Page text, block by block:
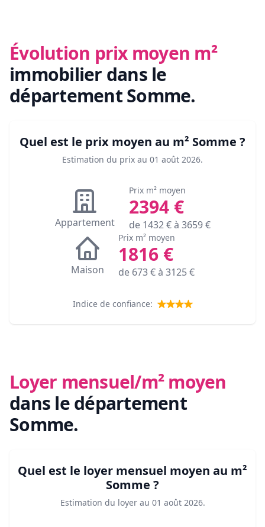
Évolution prix moyen m²
immobilier dans le
département Somme.
Quel est le prix moyen au m² Somme ?
Estimation du prix au 01 août 2026.
Appartement
Prix m² moyen
2394€
de 1432€ à 3659€
Maison
Prix m² moyen
1816€
de 673€ à 3125€
Indice de confiance:
Loyer mensuel/m² moyen
dans le département
Somme.
Quel est le loyer mensuel moyen au m²
Somme ?
Estimation du loyer au 01 août 2026.